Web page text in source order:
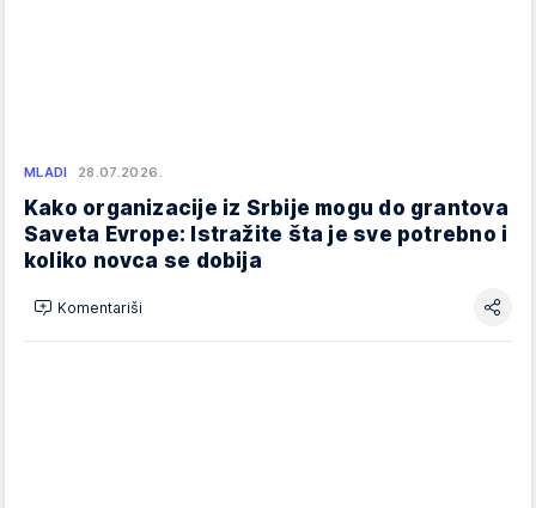
MLADI 28.07.2026.
Kako organizacije iz Srbije mogu do grantova
Saveta Evrope: Istražite šta je sve potrebno i
koliko novca se dobija
Komentariši